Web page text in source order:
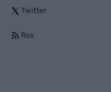
Twitter
Rss